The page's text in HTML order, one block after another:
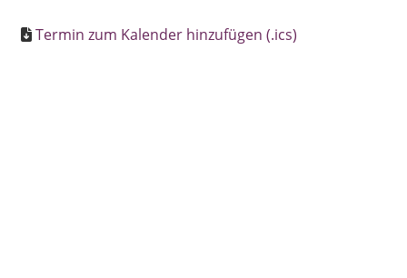
Termin zum Kalender hinzufügen (.ics)